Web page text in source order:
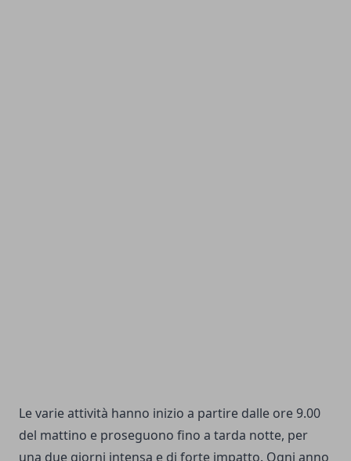
Le varie attività hanno inizio a partire dalle ore 9.00
del mattino e proseguono fino a tarda notte, per
una due giorni intensa e di forte impatto. Ogni anno